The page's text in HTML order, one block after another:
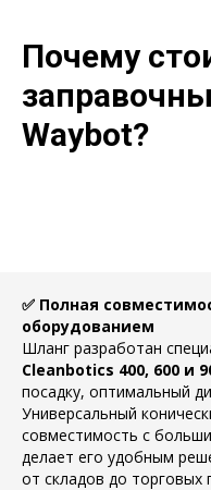
Почему
Waybot?
✅ Полная
оборудованием
Шланг разработан
Cleanbotics 400, 600 и
посадку, оптимальный
Универсальный
совместимость с
делает его удобным
от складов до торговых